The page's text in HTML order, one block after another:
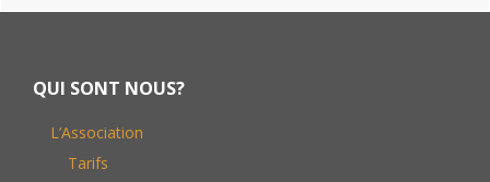
QUI SONT NOUS?
L’Association
Tarifs